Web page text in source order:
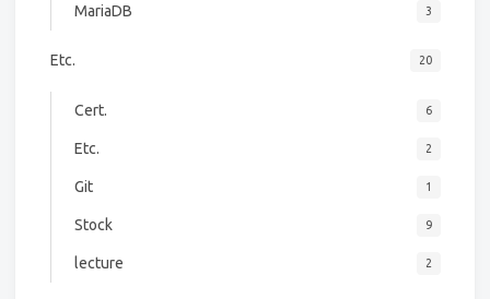
MariaDB 3
Etc. 20
Cert. 6
Etc. 2
Git 1
Stock 9
lecture 2